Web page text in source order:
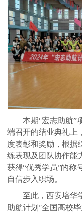
本期“宏志助航”
端召开的结业典礼上
度表彰和奖励，根据
练表现及团队协作能
获得“优秀学员”的称
自信步入职场。
至此，西安培华
助航计划”全国高校